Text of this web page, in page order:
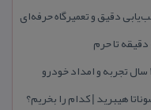
دقیق و تعمیرگاه حرفه‌ای
هیبرید | كدام را بخریم؟